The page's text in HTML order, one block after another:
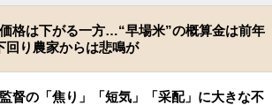
格は下がる一方…“早場米”の概算金は前年
回り農家からは悲鳴が
督の「焦り」「短気」「采配」に大きな不